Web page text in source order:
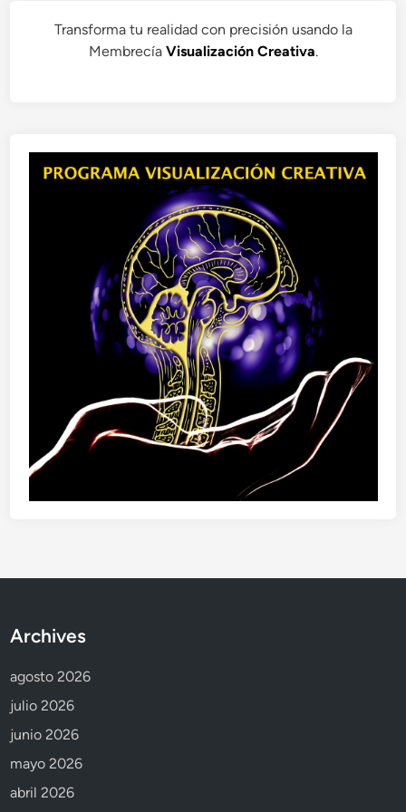
Transforma tu realidad con precisión usando la
Membrecía Visualización Creativa.
Archives
agosto 2026
julio 2026
junio 2026
mayo 2026
abril 2026